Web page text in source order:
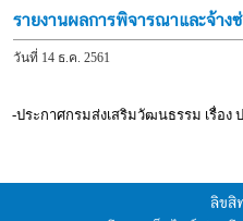
รายงานผลการพิจารณาและจ้าง
วันที่ 14 ธ.ค. 2561
-ประกาศกรมส่งเสริมวัฒนธรรม เรื่อง
ลิขสิ